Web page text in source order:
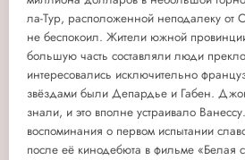
ла-Тур, расположенной неподалеку от
не беспокоил. Жители южной
большую часть составляли люди
интересовались исключительно
звёздами были Депардье и Габен.
знали, и это вполне устраивало
воспоминания о первом испытании
после её кинодебюта в фильме «Белая